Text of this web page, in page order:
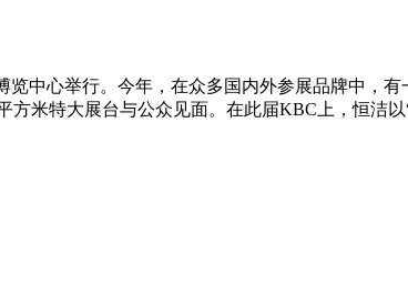
中心举行。今年，在众多国内外参展品牌中，
米特大展台与公众见面。在此届KBC上，恒洁